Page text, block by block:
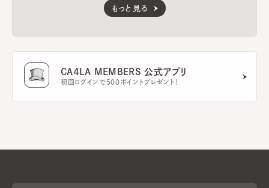
もっと見る
CA4LA MEMBERS 公式アプリ
初回ログインで500ポイントプレゼント！